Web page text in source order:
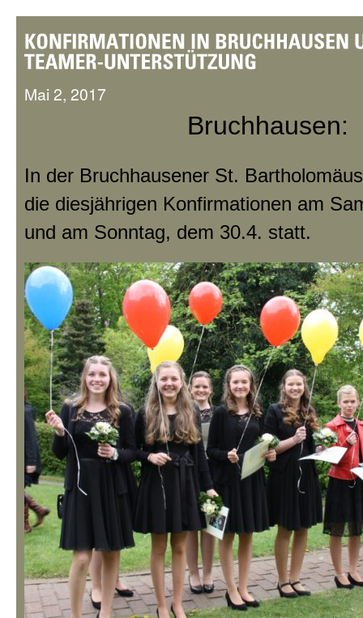
Mai 2, 2017
Bruchhausen:
In der Bruchhausener St.
die diesjährigen Konfirmationen am
und am Sonntag, dem 30.4. statt.